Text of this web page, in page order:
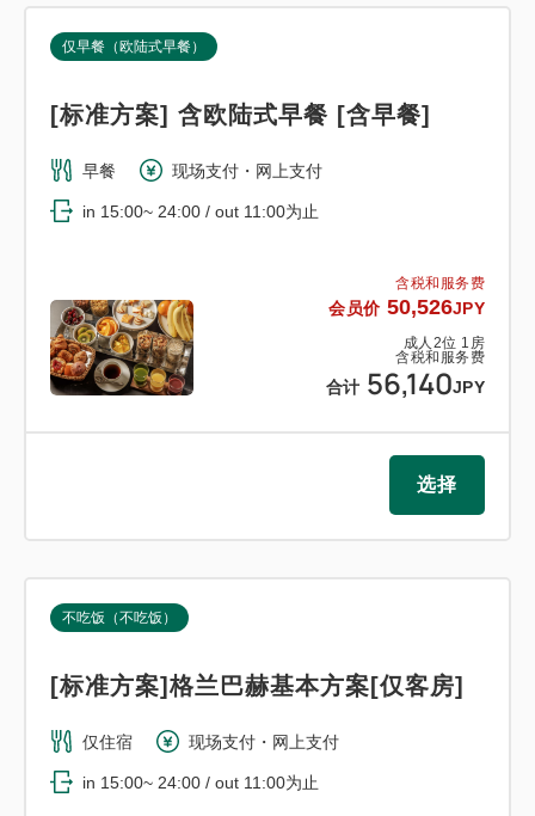
含税和服务费
会员价 50,526JPY
成人 2位 1 房
含税和服务费
合计 56,140JPY
仅早餐（欧陆式早餐）
[标准方案] 含欧陆式早餐 [含早餐]
早餐 现场支付・网上支付
in 15:00~ 24:00 / out 11:00为止
选择
不吃饭（不吃饭）
[标准方案]格兰巴赫基本方案[仅客房]
仅住宿 现场支付・网上支付
in 15:00~ 24:00 / out 11:00为止